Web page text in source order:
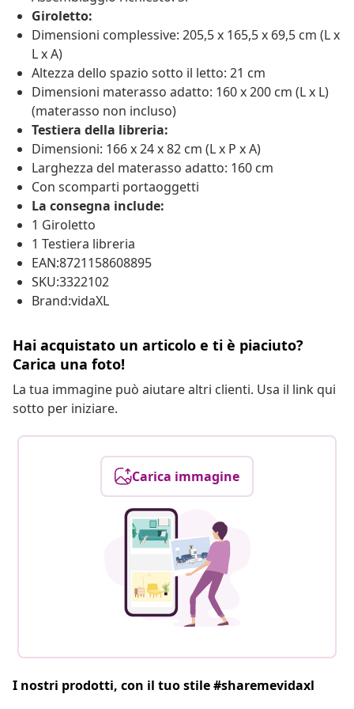
Giroletto:
Dimensioni complessive: 205,5 x 165,5 x 69,5 cm (L x
L x A)
Altezza dello spazio sotto il letto: 21 cm
Dimensioni materasso adatto: 160 x 200 cm (L x L)
(materasso non incluso)
Testiera della libreria:
Dimensioni: 166 x 24 x 82 cm (L x P x A)
Larghezza del materasso adatto: 160 cm
Con scomparti portaoggetti
La consegna include:
1 Giroletto
1 Testiera libreria
EAN:8721158608895
SKU:3322102
Brand:vidaXL
Hai acquistato un articolo e ti è piaciuto?
Carica una foto!
La tua immagine può aiutare altri clienti. Usa il link qui
sotto per iniziare.
Carica immagine
I nostri prodotti, con il tuo stile #sharemevidaxl